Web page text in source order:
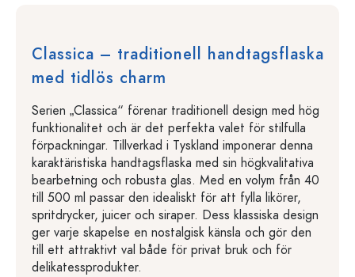
Classica – traditionell handtagsflaska
med tidlös charm
Serien „Classica“ förenar traditionell design med hög
funktionalitet och är det perfekta valet för stilfulla
förpackningar. Tillverkad i Tyskland imponerar denna
karaktäristiska handtagsflaska med sin högkvalitativa
bearbetning och robusta glas. Med en volym från 40
till 500 ml passar den idealiskt för att fylla likörer,
spritdrycker, juicer och siraper. Dess klassiska design
ger varje skapelse en nostalgisk känsla och gör den
till ett attraktivt val både för privat bruk och för
delikatessprodukter.